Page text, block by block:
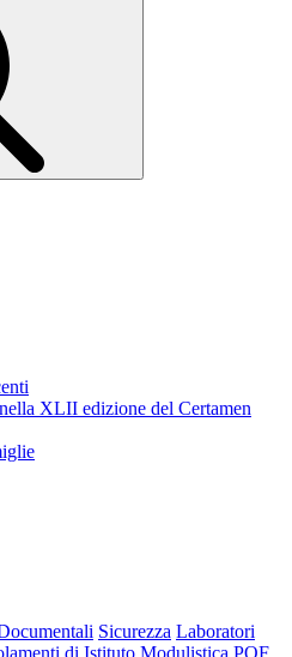
XLII edizione del Certamen
Sicurezza Laboratori
di Istituto Modulistica POF